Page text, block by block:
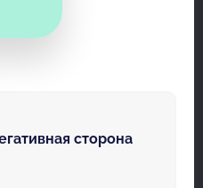
сторона